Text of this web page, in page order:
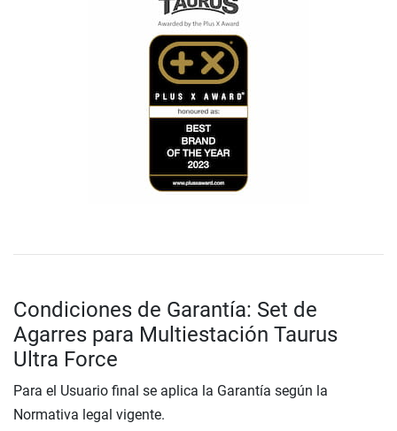
Condiciones de Garantía: Set de
Agarres para Multiestación Taurus
Ultra Force
Para el Usuario final se aplica la Garantía según la
Normativa legal vigente.